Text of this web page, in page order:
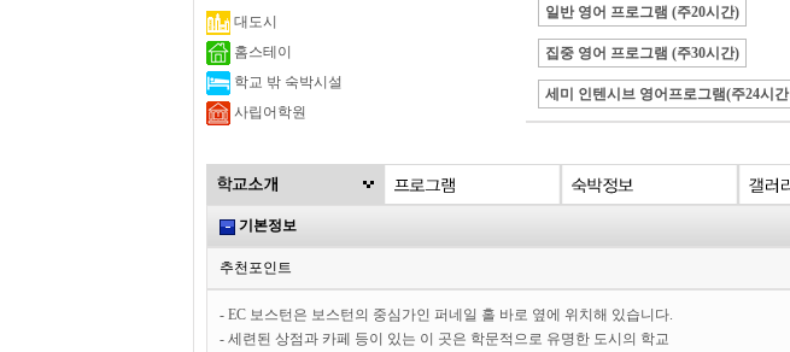
대도시
홈스테이
학교 밖 숙박시설
사립어학원
일반 영어 프로그램 (주20시간)
집중 영어 프로그램 (주30시간)
세미 인텐시브 영어프로그램(주24시간
기본정보
추천포인트
- EC 보스턴은 보스턴의 중심가인 퍼네일 홀 바로 옆에 위치해 있습니다.
- 세련된 상점과 카페 등이 있는 이 곳은 학문적으로 유명한 도시의 학교